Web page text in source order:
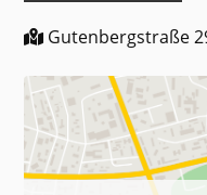
Gutenbergstraße